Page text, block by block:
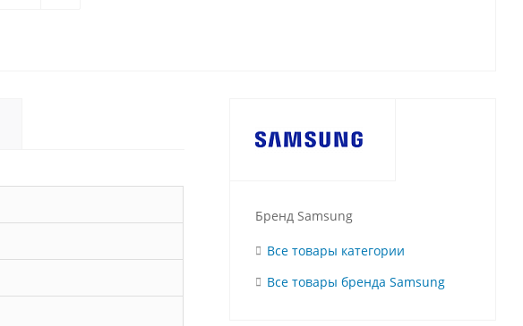
Бренд Samsung
Все товары категории
Все товары бренда Samsung